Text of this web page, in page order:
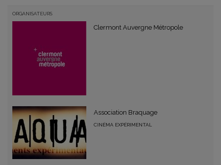
ORGANISATEURS
Clermont Auvergne Métropole
Association Braquage
CINÉMA EXPÉRIMENTAL